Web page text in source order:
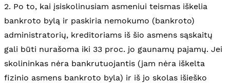
2. Po to, kai įsiskolinusiam asmeniui teismas iškelia
bankroto bylą ir paskiria nemokumo (bankroto)
administratorių, kreditoriams iš šio asmens sąskaitų
gali būti nurašoma iki 33 proc. jo gaunamų pajamų. Jei
skolininkas nėra bankrutuojantis (jam nėra iškelta
fizinio asmens bankroto byla) ir iš jo skolas išieško